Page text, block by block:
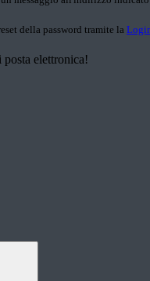
della password tramite la
elettronica!